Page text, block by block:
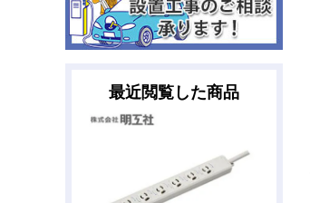
最近閲覧した商品